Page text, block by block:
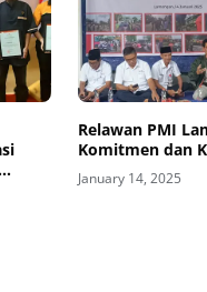
Relawan PMI
Komitmen dan
January 14, 2025